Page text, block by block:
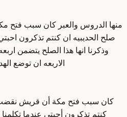
منها الدروس والعبر كان سبب فتح
صلح الحديبيه ان كنتم تذكرون
وذكرنا انها هذا الصلح يتضمن
الاربعه ان توضع
كان سبب فتح مكة أن قريش نقضت
كنتم تذكرون أحبتي عندما